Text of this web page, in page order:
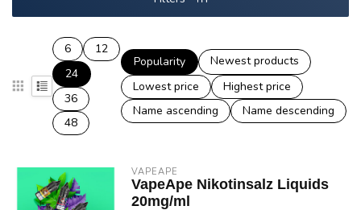
6
12
24
36
48
Popularity
Newest products
Lowest price
Highest price
Name ascending
Name descending
VAPEAPE
VapeApe Nikotinsalz Liquids
20mg/ml